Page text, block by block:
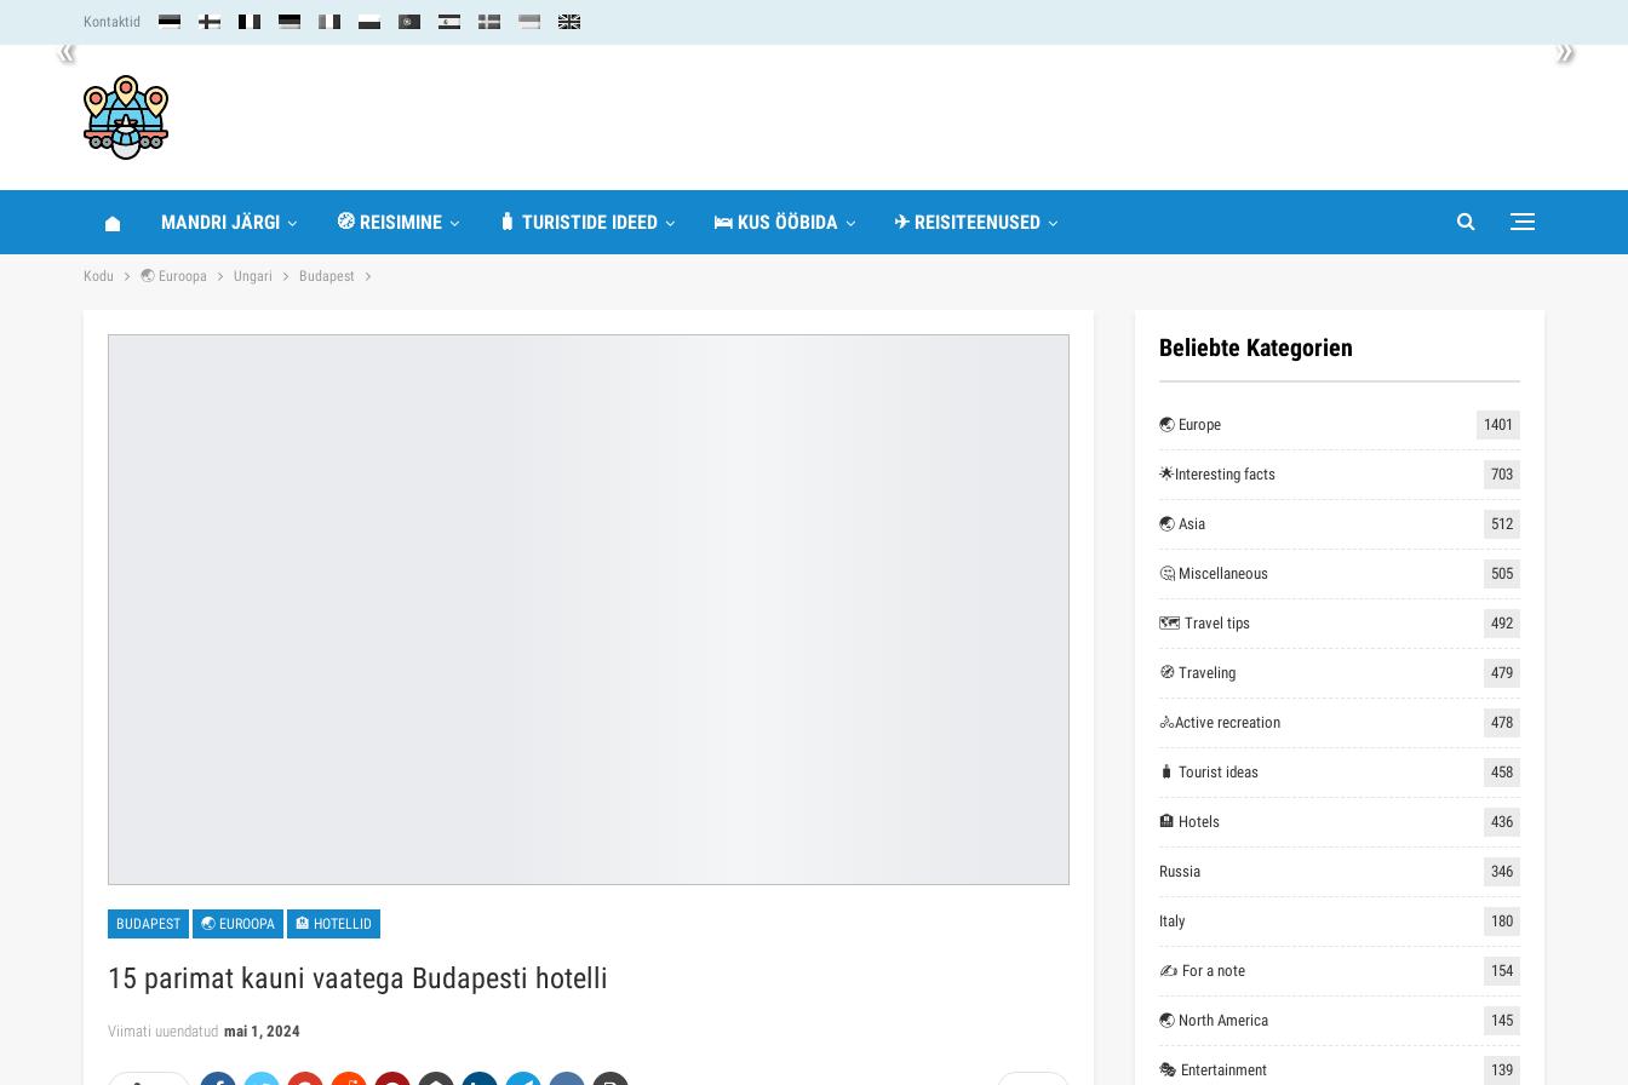
« »
Kontaktid
MANDRI JÄRGI 🧭 REISIMINE 🧳 TURISTIDE IDEED 🛌 KUS ÖÖBIDA ✈ REISITEENUSED
Kodu 🌏 Euroopa Ungari Budapest
BUDAPEST 🌏 EUROOPA 🏨 HOTELLID
15 parimat kauni vaatega Budapesti hotelli
Viimati uuendatud mai 1, 2024
Beliebte Kategorien
🌏 Europe 1401
🌟Interesting facts 703
🌏 Asia 512
🤔 Miscellaneous 505
🗺 Travel tips 492
🧭 Traveling 479
🚴Active recreation 478
🧳 Tourist ideas 458
🏨 Hotels 436
Russia 346
Italy 180
✍ For a note 154
🌏 North America 145
🎭 Entertainment 139